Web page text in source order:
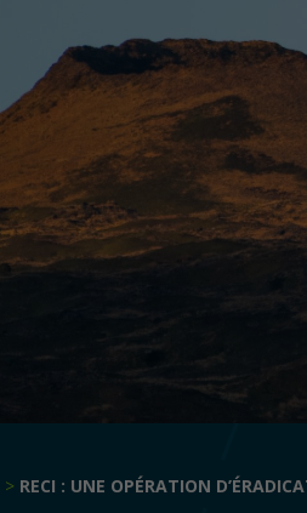
> RECI : UNE OPÉRATION